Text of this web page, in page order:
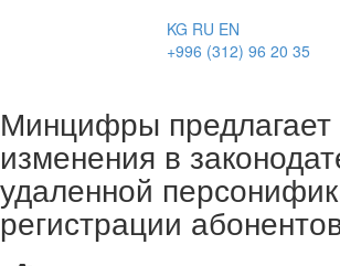
KG RU EN
+996 (312) 96 20 35
Минцифры предлагает
изменения в
удаленной
регистрации